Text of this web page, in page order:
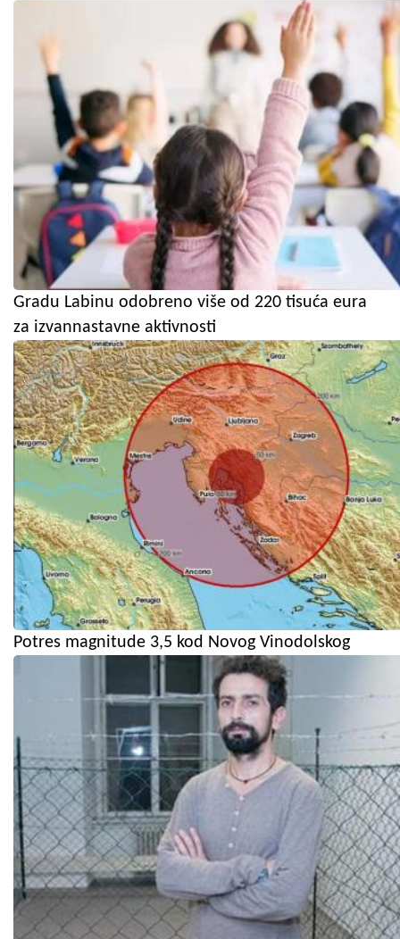
Gradu Labinu odobreno više od 220 tisuća eura
za izvannastavne aktivnosti
Potres magnitude 3,5 kod Novog Vinodolskog